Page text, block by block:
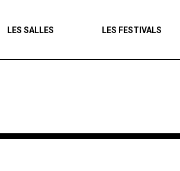
LES SALLES LES FESTIVALS